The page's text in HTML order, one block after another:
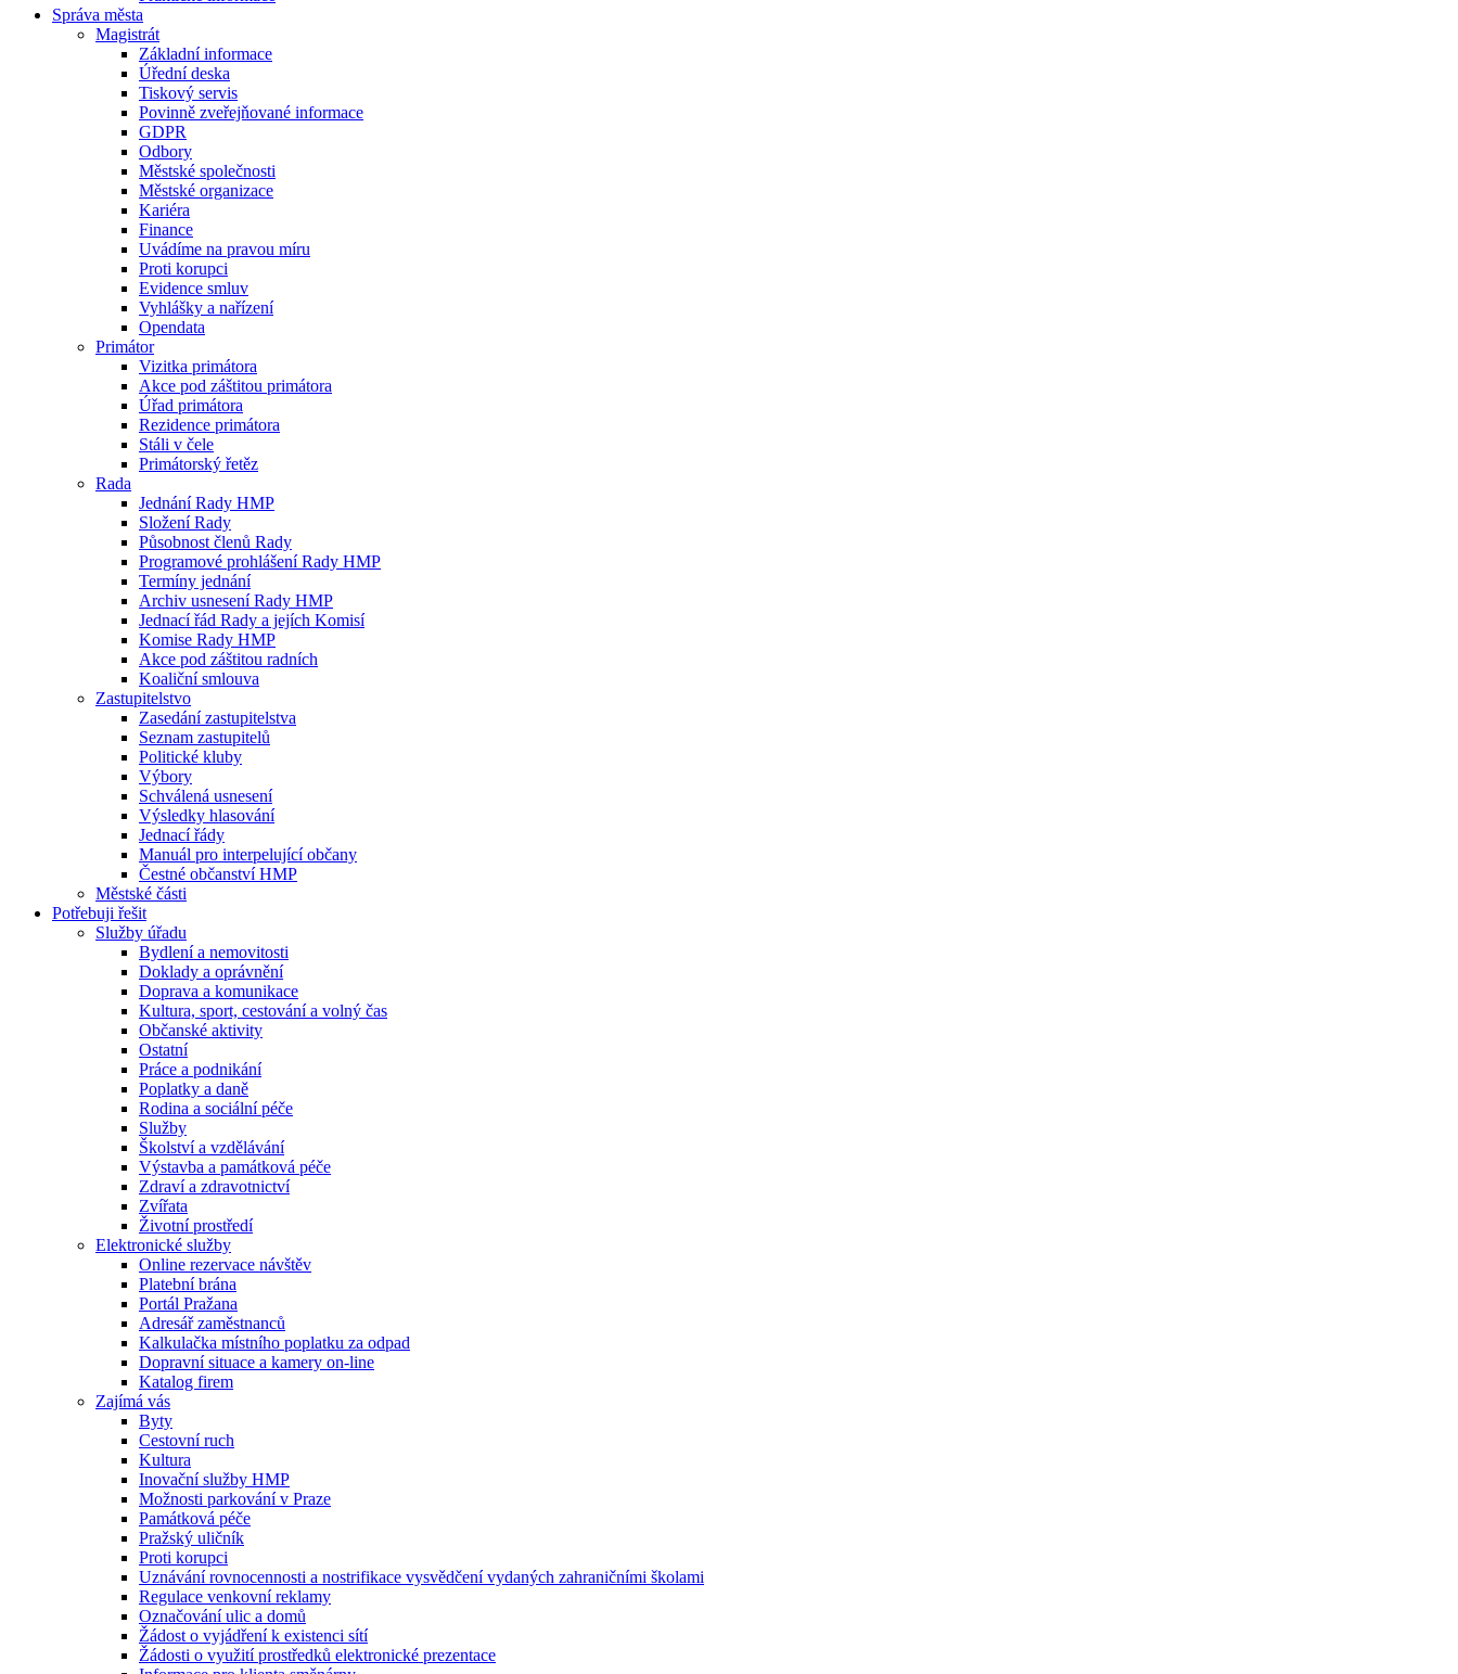
Správa města
Magistrát
Základní informace
Úřední deska
Tiskový servis
Povinně zveřejňované informace
GDPR
Odbory
Městské společnosti
Městské organizace
Kariéra
Finance
Uvádíme na pravou míru
Proti korupci
Evidence smluv
Vyhlášky a nařízení
Opendata
Primátor
Vizitka primátora
Akce pod záštitou primátora
Úřad primátora
Rezidence primátora
Stáli v čele
Primátorský řetěz
Rada
Jednání Rady HMP
Složení Rady
Působnost členů Rady
Programové prohlášení Rady HMP
Termíny jednání
Archiv usnesení Rady HMP
Jednací řád Rady a jejích Komisí
Komise Rady HMP
Akce pod záštitou radních
Koaliční smlouva
Zastupitelstvo
Zasedání zastupitelstva
Seznam zastupitelů
Politické kluby
Výbory
Schválená usnesení
Výsledky hlasování
Jednací řády
Manuál pro interpelující občany
Čestné občanství HMP
Městské části
Potřebuji řešit
Služby úřadu
Bydlení a nemovitosti
Doklady a oprávnění
Doprava a komunikace
Kultura, sport, cestování a volný čas
Občanské aktivity
Ostatní
Práce a podnikání
Poplatky a daně
Rodina a sociální péče
Služby
Školství a vzdělávání
Výstavba a památková péče
Zdraví a zdravotnictví
Zvířata
Životní prostředí
Elektronické služby
Online rezervace návštěv
Platební brána
Portál Pražana
Adresář zaměstnanců
Kalkulačka místního poplatku za odpad
Dopravní situace a kamery on-line
Katalog firem
Zajímá vás
Byty
Cestovní ruch
Kultura
Inovační služby HMP
Možnosti parkování v Praze
Památková péče
Pražský uličník
Proti korupci
Uznávání rovnocennosti a nostrifikace vysvědčení vydaných zahraničními školami
Regulace venkovní reklamy
Označování ulic a domů
Žádost o vyjádření k existenci sítí
Žádosti o využití prostředků elektronické prezentace